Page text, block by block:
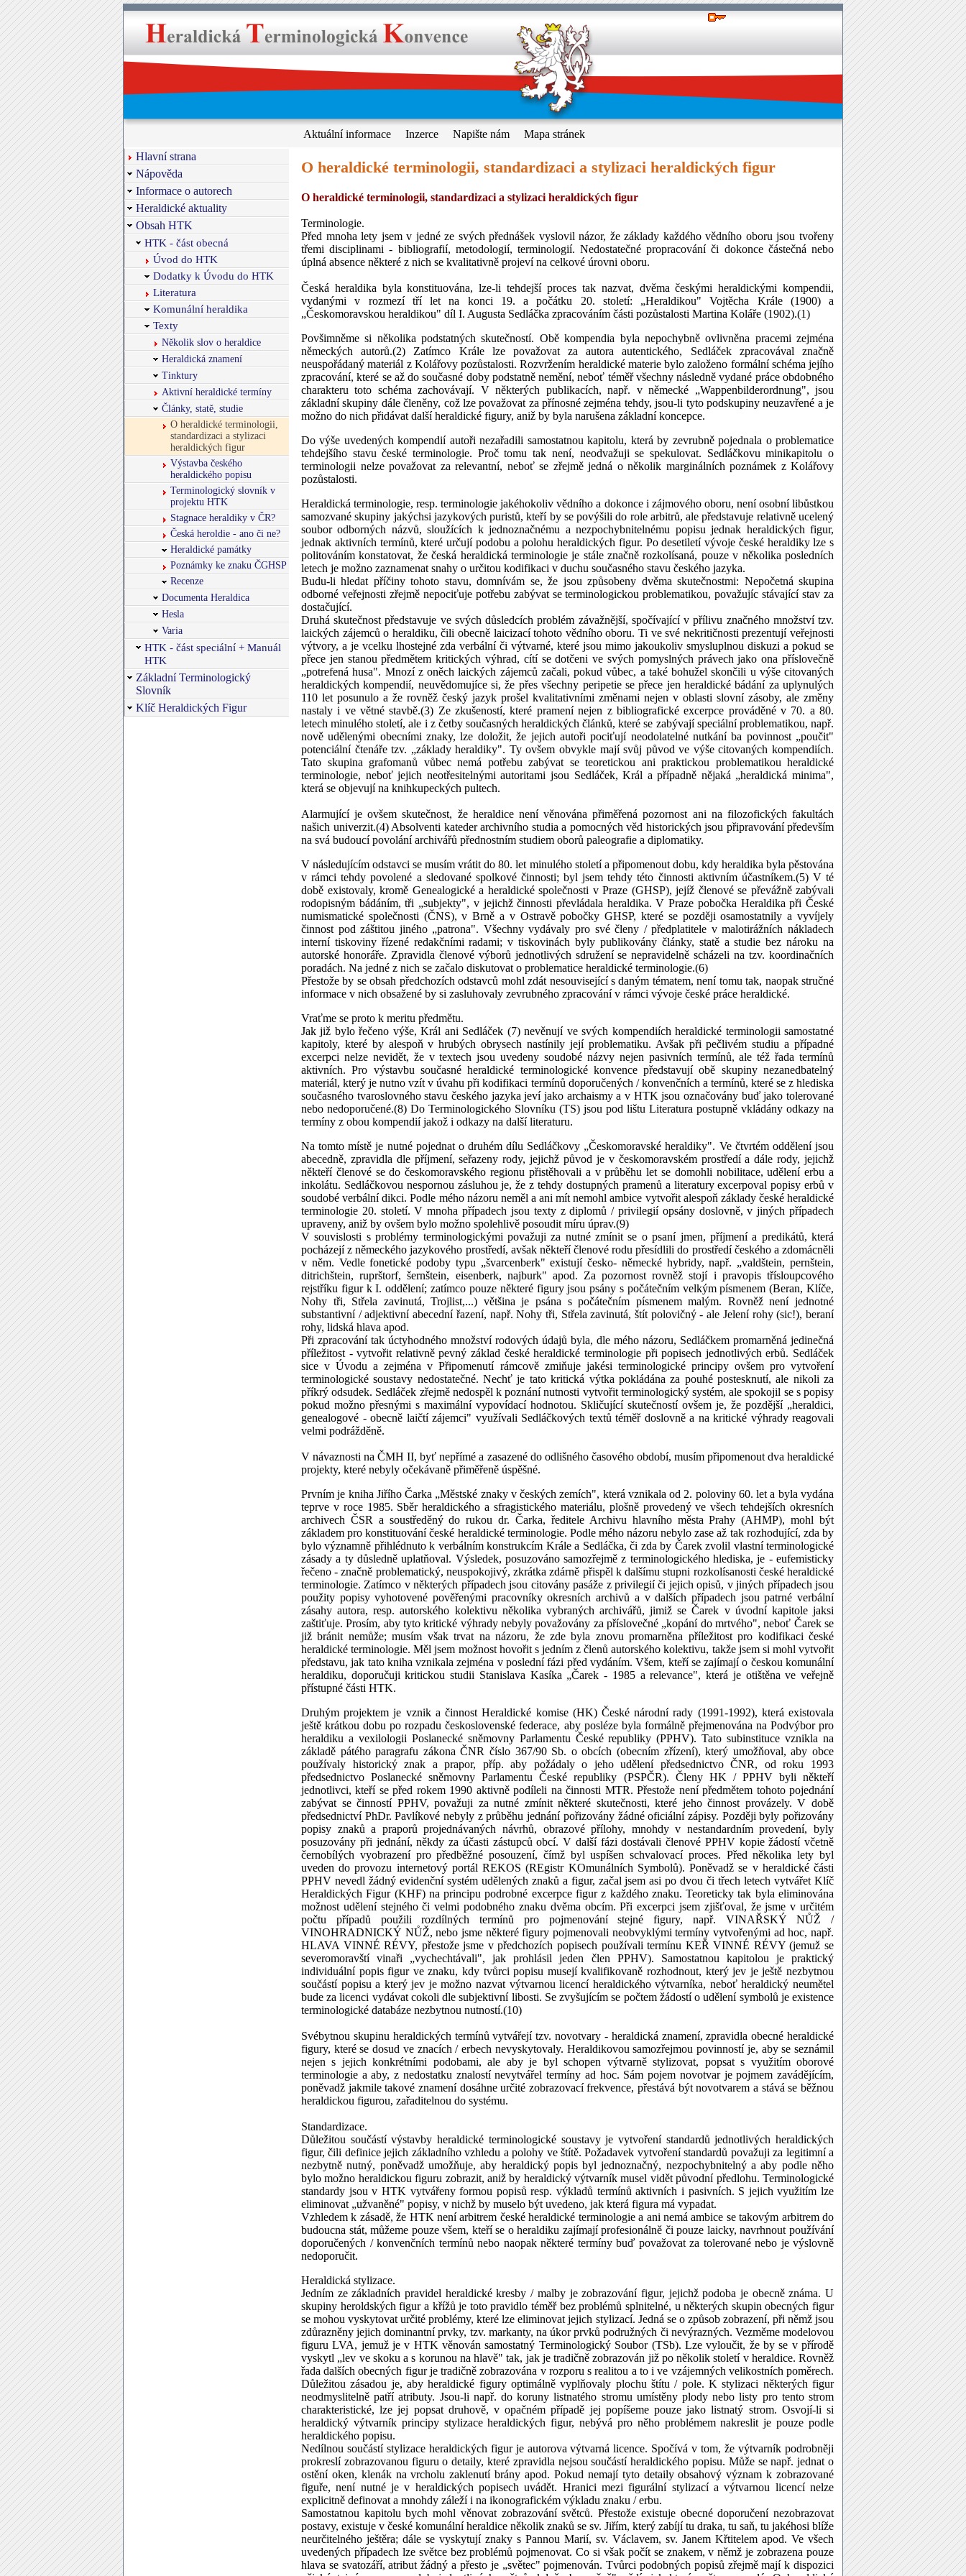
Aktuální informace Inzerce Napište nám
Mapa stránek
Hlavní strana
Nápověda
Informace o autorech
Heraldické aktuality
Obsah HTK
HTK - část obecná
Úvod do HTK
Dodatky k Úvodu do HTK
Literatura
Komunální heraldika
Texty
Několik slov o heraldice
Heraldická znamení
Tinktury
Aktivní heraldické termíny
Články, statě, studie
O heraldické terminologii,
standardizaci a stylizaci
heraldických figur
Výstavba českého
heraldického popisu
Terminologický slovník v
projektu HTK
Stagnace heraldiky v ČR?
Česká heroldie - ano či ne?
Heraldické památky
Poznámky ke znaku ČGHSP
Recenze
Documenta Heraldica
Hesla
Varia
HTK - část speciální + Manuál
HTK
Základní Terminologický
Slovník
Klíč Heraldických Figur
O heraldické terminologii, standardizaci a stylizaci heraldických figur
O heraldické terminologii, standardizaci a stylizaci heraldických figur
Terminologie.
Před mnoha lety jsem v jedné ze svých přednášek vyslovil názor, že základy každého vědního oboru jsou tvořeny
třemi disciplinami - bibliografií, metodologií, terminologií. Nedostatečné propracování či dokonce částečná nebo
úplná absence některé z nich se kvalitativně projeví na celkové úrovni oboru.
Česká heraldika byla konstituována, lze-li tehdejší proces tak nazvat, dvěma českými heraldickými kompendii,
vydanými v rozmezí tří let na konci 19. a počátku 20. století: „Heraldikou" Vojtěcha Krále (1900) a
„Českomoravskou heraldikou" díl I. Augusta Sedláčka zpracováním části pozůstalosti Martina Koláře (1902).(1)
Povšimněme si několika podstatných skutečností. Obě kompendia byla nepochybně ovlivněna pracemi zejména
německých autorů.(2) Zatímco Krále lze považovat za autora autentického, Sedláček zpracovával značně
neuspořádaný materiál z Kolářovy pozůstalosti. Rozvržením heraldické materie bylo založeno formální schéma jejího
zpracování, které se až do současné doby podstatně nemění, neboť téměř všechny následně vydané práce obdobného
charakteru toto schéma zachovávají. V některých publikacích, např. v německé „Wappenbilderordnung", jsou
základní skupiny dále členěny, což lze považovat za přínosné zejména tehdy, jsou-li tyto podskupiny neuzavřené a je
možno do nich přidávat další heraldické figury, aniž by byla narušena základní koncepce.
Do výše uvedených kompendií autoři nezařadili samostatnou kapitolu, která by zevrubně pojednala o problematice
tehdejšího stavu české terminologie. Proč tomu tak není, neodvažuji se spekulovat. Sedláčkovu minikapitolu o
terminologii nelze považovat za relevantní, neboť se zřejmě jedná o několik marginálních poznámek z Kolářovy
pozůstalosti.
Heraldická terminologie, resp. terminologie jakéhokoliv vědního a dokonce i zájmového oboru, není osobní libůstkou
samozvané skupiny jakýchsi jazykových puristů, kteří by se povýšili do role arbitrů, ale představuje relativně ucelený
soubor odborných názvů, sloužících k jednoznačnému a nezpochybnitelnému popisu jednak heraldických figur,
jednak aktivních termínů, které určují podobu a polohu heraldických figur. Po desetiletí vývoje české heraldiky lze s
politováním konstatovat, že česká heraldická terminologie je stále značně rozkolísaná, pouze v několika posledních
letech je možno zaznamenat snahy o určitou kodifikaci v duchu současného stavu českého jazyka.
Budu-li hledat příčiny tohoto stavu, domnívám se, že jsou způsobeny dvěma skutečnostmi: Nepočetná skupina
odborné veřejnosti zřejmě nepociťuje potřebu zabývat se terminologickou problematikou, považujíc stávající stav za
dostačující.
Druhá skutečnost představuje ve svých důsledcích problém závažnější, spočívající v přílivu značného množství tzv.
laických zájemců o heraldiku, čili obecně laicizací tohoto vědního oboru. Ti ve své nekritičnosti prezentují veřejnosti
výtvory, a je vcelku lhostejné zda verbální či výtvarné, které jsou mimo jakoukoliv smysluplnou diskuzi a pokud se
přece jen stanou předmětem kritických výhrad, cítí se dotčeni ve svých pomyslných právech jako ona příslovečně
„potrefená husa". Mnozí z oněch laických zájemců začali, pokud vůbec, a také bohužel skončili u výše citovaných
heraldických kompendií, neuvědomujíce si, že přes všechny peripetie se přece jen heraldické bádání za uplynulých
110 let posunulo a že rovněž český jazyk prošel kvalitativními změnami nejen v oblasti slovní zásoby, ale změny
nastaly i ve větné stavbě.(3) Ze zkušeností, které pramení nejen z bibliografické excerpce prováděné v 70. a 80.
letech minulého století, ale i z četby současných heraldických článků, které se zabývají speciální problematikou, např.
nově udělenými obecními znaky, lze doložit, že jejich autoři pociťují neodolatelné nutkání ba povinnost „poučit"
potenciální čtenáře tzv. „základy heraldiky". Ty ovšem obvykle mají svůj původ ve výše citovaných kompendiích.
Tato skupina grafomanů vůbec nemá potřebu zabývat se teoretickou ani praktickou problematikou heraldické
terminologie, neboť jejich neotřesitelnými autoritami jsou Sedláček, Král a případně nějaká „heraldická minima",
která se objevují na knihkupeckých pultech.
Alarmující je ovšem skutečnost, že heraldice není věnována přiměřená pozornost ani na filozofických fakultách
našich univerzit.(4) Absolventi kateder archivního studia a pomocných věd historických jsou připravování především
na svá budoucí povolání archivářů přednostním studiem oborů paleografie a diplomatiky.
V následujícím odstavci se musím vrátit do 80. let minulého století a připomenout dobu, kdy heraldika byla pěstována
v rámci tehdy povolené a sledované spolkové činnosti; byl jsem tehdy této činnosti aktivním účastníkem.(5) V té
době existovaly, kromě Genealogické a heraldické společnosti v Praze (GHSP), jejíž členové se převážně zabývali
rodopisným bádáním, tři „subjekty", v jejichž činnosti převládala heraldika. V Praze pobočka Heraldika při České
numismatické společnosti (ČNS), v Brně a v Ostravě pobočky GHSP, které se později osamostatnily a vyvíjely
činnost pod záštitou jiného „patrona". Všechny vydávaly pro své členy / předplatitele v malotirážních nákladech
interní tiskoviny řízené redakčními radami; v tiskovinách byly publikovány články, statě a studie bez nároku na
autorské honoráře. Zpravidla členové výborů jednotlivých sdružení se nepravidelně scházeli na tzv. koordinačních
poradách. Na jedné z nich se začalo diskutovat o problematice heraldické terminologie.(6)
Přestože by se obsah předchozích odstavců mohl zdát nesouvisející s daným tématem, není tomu tak, naopak stručné
informace v nich obsažené by si zasluhovaly zevrubného zpracování v rámci vývoje české práce heraldické.
Vraťme se proto k meritu předmětu.
Jak již bylo řečeno výše, Král ani Sedláček (7) nevěnují ve svých kompendiích heraldické terminologii samostatné
kapitoly, které by alespoň v hrubých obrysech nastínily její problematiku. Avšak při pečlivém studiu a případné
excerpci nelze nevidět, že v textech jsou uvedeny soudobé názvy nejen pasivních termínů, ale též řada termínů
aktivních. Pro výstavbu současné heraldické terminologické konvence představují obě skupiny nezanedbatelný
materiál, který je nutno vzít v úvahu při kodifikaci termínů doporučených / konvenčních a termínů, které se z hlediska
současného tvaroslovného stavu českého jazyka jeví jako archaismy a v HTK jsou označovány buď jako tolerované
nebo nedoporučené.(8) Do Terminologického Slovníku (TS) jsou pod lištu Literatura postupně vkládány odkazy na
termíny z obou kompendií jakož i odkazy na další literaturu.
Na tomto místě je nutné pojednat o druhém dílu Sedláčkovy „Českomoravské heraldiky". Ve čtvrtém oddělení jsou
abecedně, zpravidla dle příjmení, seřazeny rody, jejichž původ je v českomoravském prostředí a dále rody, jejichž
někteří členové se do českomoravského regionu přistěhovali a v průběhu let se domohli nobilitace, udělení erbu a
inkolátu. Sedláčkovou nespornou zásluhou je, že z tehdy dostupných pramenů a literatury excerpoval popisy erbů v
soudobé verbální dikci. Podle mého názoru neměl a ani mít nemohl ambice vytvořit alespoň základy české heraldické
terminologie 20. století. V mnoha případech jsou texty z diplomů / privilegií opsány doslovně, v jiných případech
upraveny, aniž by ovšem bylo možno spolehlivě posoudit míru úprav.(9)
V souvislosti s problémy terminologickými považuji za nutné zmínit se o psaní jmen, příjmení a predikátů, která
pocházejí z německého jazykového prostředí, avšak někteří členové rodu přesídlili do prostředí českého a zdomácněli
v něm. Vedle fonetické podoby typu „švarcenberk" existují česko- německé hybridy, např. „valdštein, pernštein,
ditrichštein, ruprštorf, šernštein, eisenberk, najburk" apod. Za pozornost rovněž stojí i pravopis třísloupcového
rejstříku figur k I. oddělení; zatímco pouze některé figury jsou psány s počátečním velkým písmenem (Beran, Klíče,
Nohy tři, Střela zavinutá, Trojlist,...) většina je psána s počátečním písmenem malým. Rovněž není jednotné
substantivní / adjektivní abecední řazení, např. Nohy tři, Střela zavinutá, štít polovičný - ale Jelení rohy (sic!), beraní
rohy, lidská hlava apod.
Při zpracování tak úctyhodného množství rodových údajů byla, dle mého názoru, Sedláčkem promarněná jedinečná
příležitost - vytvořit relativně pevný základ české heraldické terminologie při popisech jednotlivých erbů. Sedláček
sice v Úvodu a zejména v Připomenutí rámcově zmiňuje jakési terminologické principy ovšem pro vytvoření
terminologické soustavy nedostatečné. Nechť je tato kritická výtka pokládána za pouhé postesknutí, ale nikoli za
příkrý odsudek. Sedláček zřejmě nedospěl k poznání nutnosti vytvořit terminologický systém, ale spokojil se s popisy
pokud možno přesnými s maximální vypovídací hodnotou. Skličující skutečností ovšem je, že pozdější „heraldici,
genealogové - obecně laičtí zájemci" využívali Sedláčkových textů téměř doslovně a na kritické výhrady reagovali
velmi podrážděně.
V návaznosti na ČMH II, byť nepřímé a zasazené do odlišného časového období, musím připomenout dva heraldické
projekty, které nebyly očekávaně přiměřeně úspěšné.
Prvním je kniha Jiřího Čarka „Městské znaky v českých zemích", která vznikala od 2. poloviny 60. let a byla vydána
teprve v roce 1985. Sběr heraldického a sfragistického materiálu, plošně provedený ve všech tehdejších okresních
archivech ČSR a soustředěný do rukou dr. Čarka, ředitele Archivu hlavního města Prahy (AHMP), mohl být
základem pro konstituování české heraldické terminologie. Podle mého názoru nebylo zase až tak rozhodující, zda by
bylo významně přihlédnuto k verbálním konstrukcím Krále a Sedláčka, či zda by Čarek zvolil vlastní terminologické
zásady a ty důsledně uplatňoval. Výsledek, posuzováno samozřejmě z terminologického hlediska, je - eufemisticky
řečeno - značně problematický, neuspokojivý, zkrátka zdárně přispěl k dalšímu stupni rozkolísanosti české heraldické
terminologie. Zatímco v některých případech jsou citovány pasáže z privilegií či jejich opisů, v jiných případech jsou
použity popisy vyhotovené pověřenými pracovníky okresních archivů a v dalších případech jsou patrné verbální
zásahy autora, resp. autorského kolektivu několika vybraných archivářů, jimiž se Čarek v úvodní kapitole jaksi
zaštiťuje. Prosím, aby tyto kritické výhrady nebyly považovány za příslovečné „kopání do mrtvého", neboť Čarek se
již bránit nemůže; musím však trvat na názoru, že zde byla znovu promarněna příležitost pro kodifikaci české
heraldické terminologie. Měl jsem možnost hovořit s jedním z členů autorského kolektivu, takže jsem si mohl vytvořit
představu, jak tato kniha vznikala zejména v poslední fázi před vydáním. Všem, kteří se zajímají o českou komunální
heraldiku, doporučuji kritickou studii Stanislava Kasíka „Čarek - 1985 a relevance", která je otištěna ve veřejně
přístupné části HTK.
Druhým projektem je vznik a činnost Heraldické komise (HK) České národní rady (1991-1992), která existovala
ještě krátkou dobu po rozpadu československé federace, aby posléze byla formálně přejmenována na Podvýbor pro
heraldiku a vexilologii Poslanecké sněmovny Parlamentu České republiky (PPHV). Tato subinstituce vznikla na
základě pátého paragrafu zákona ČNR číslo 367/90 Sb. o obcích (obecním zřízení), který umožňoval, aby obce
používaly historický znak a prapor, příp. aby požádaly o jeho udělení předsednictvo ČNR, od roku 1993
předsednictvo Poslanecké sněmovny Parlamentu České republiky (PSPČR). Členy HK / PPHV byli někteří
jednotlivci, kteří se před rokem 1990 aktivně podíleli na činnosti MTR. Přestože není předmětem tohoto pojednání
zabývat se činností PPHV, považuji za nutné zmínit některé skutečnosti, které jeho činnost provázely. V době
předsednictví PhDr. Pavlíkové nebyly z průběhu jednání pořizovány žádné oficiální zápisy. Později byly pořizovány
popisy znaků a praporů projednávaných návrhů, obrazové přílohy, mnohdy v nestandardním provedení, byly
posuzovány při jednání, někdy za účasti zástupců obcí. V další fázi dostávali členové PPHV kopie žádostí včetně
černobílých vyobrazení pro předběžné posouzení, čímž byl uspíšen schvalovací proces. Před několika lety byl
uveden do provozu internetový portál REKOS (REgistr KOmunálních Symbolů). Poněvadž se v heraldické části
PPHV nevedl žádný evidenční systém udělených znaků a figur, začal jsem asi po dvou či třech letech vytvářet Klíč
Heraldických Figur (KHF) na principu podrobné excerpce figur z každého znaku. Teoreticky tak byla eliminována
možnost udělení stejného či velmi podobného znaku dvěma obcím. Při excerpci jsem zjišťoval, že jsme v určitém
počtu případů použili rozdílných termínů pro pojmenování stejné figury, např. VINAŘSKÝ NŮŽ /
VINOHRADNICKÝ NŮŽ, nebo jsme některé figury pojmenovali neobvyklými termíny vytvořenými ad hoc, např.
HLAVA VINNÉ RÉVY, přestože jsme v předchozích popisech používali termínu KEŘ VINNÉ RÉVY (jemuž se
severomoravští vinaři „vychechtávali", jak prohlásil jeden člen PPHV). Samostatnou kapitolou je praktický
individuální popis figur ve znaku, kdy tvůrci popisu musejí kvalifikovaně rozhodnout, který jev je ještě nezbytnou
součástí popisu a který jev je možno nazvat výtvarnou licencí heraldického výtvarníka, neboť heraldický neumětel
bude za licenci vydávat cokoli dle subjektivní libosti. Se zvyšujícím se počtem žádostí o udělení symbolů je existence
terminologické databáze nezbytnou nutností.(10)
Svébytnou skupinu heraldických termínů vytvářejí tzv. novotvary - heraldická znamení, zpravidla obecné heraldické
figury, které se dosud ve znacích / erbech nevyskytovaly. Heraldikovou samozřejmou povinností je, aby se seznámil
nejen s jejich konkrétními podobami, ale aby je byl schopen výtvarně stylizovat, popsat s využitím oborové
terminologie a aby, z nedostatku znalostí nevytvářel termíny ad hoc. Sám pojem novotvar je pojmem zavádějícím,
poněvadž jakmile takové znamení dosáhne určité zobrazovací frekvence, přestává být novotvarem a stává se běžnou
heraldickou figurou, zařaditelnou do systému.
Standardizace.
Důležitou součástí výstavby heraldické terminologické soustavy je vytvoření standardů jednotlivých heraldických
figur, čili definice jejich základního vzhledu a polohy ve štítě. Požadavek vytvoření standardů považuji za legitimní a
nezbytně nutný, poněvadž umožňuje, aby heraldický popis byl jednoznačný, nezpochybnitelný a aby podle něho
bylo možno heraldickou figuru zobrazit, aniž by heraldický výtvarník musel vidět původní předlohu. Terminologické
standardy jsou v HTK vytvářeny formou popisů resp. výkladů termínů aktivních i pasivních. S jejich využitím lze
eliminovat „užvaněné" popisy, v nichž by muselo být uvedeno, jak která figura má vypadat.
Vzhledem k zásadě, že HTK není arbitrem české heraldické terminologie a ani nemá ambice se takovým arbitrem do
budoucna stát, můžeme pouze všem, kteří se o heraldiku zajímají profesionálně či pouze laicky, navrhnout používání
doporučených / konvenčních termínů nebo naopak některé termíny buď považovat za tolerované nebo je výslovně
nedoporučit.
Heraldická stylizace.
Jedním ze základních pravidel heraldické kresby / malby je zobrazování figur, jejichž podoba je obecně známa. U
skupiny heroldských figur a křížů je toto pravidlo téměř bez problémů splnitelné, u některých skupin obecných figur
se mohou vyskytovat určité problémy, které lze eliminovat jejich stylizací. Jedná se o způsob zobrazení, při němž jsou
zdůrazněny jejich dominantní prvky, tzv. markanty, na úkor prvků podružných či nevýrazných. Vezměme modelovou
figuru LVA, jemuž je v HTK věnován samostatný Terminologický Soubor (TSb). Lze vyloučit, že by se v přírodě
vyskytl „lev ve skoku a s korunou na hlavě" tak, jak je tradičně zobrazován již po několik století v heraldice. Rovněž
řada dalších obecných figur je tradičně zobrazována v rozporu s realitou a to i ve vzájemných velikostních poměrech.
Důležitou zásadou je, aby heraldické figury optimálně vyplňovaly plochu štítu / pole. K stylizaci některých figur
neodmyslitelně patří atributy. Jsou-li např. do koruny listnatého stromu umístěny plody nebo listy pro tento strom
charakteristické, lze jej popsat druhově, v opačném případě jej popíšeme pouze jako listnatý strom. Osvojí-li si
heraldický výtvarník principy stylizace heraldických figur, nebývá pro něho problémem nakreslit je pouze podle
heraldického popisu.
Nedílnou součástí stylizace heraldických figur je autorova výtvarná licence. Spočívá v tom, že výtvarník podrobněji
prokreslí zobrazovanou figuru o detaily, které zpravidla nejsou součástí heraldického popisu. Může se např. jednat o
ostění oken, klenák na vrcholu zaklenutí brány apod. Pokud nemají tyto detaily obsahový význam k zobrazované
figuře, není nutné je v heraldických popisech uvádět. Hranici mezi figurální stylizací a výtvarnou licencí nelze
explicitně definovat a mnohdy záleží i na ikonografickém výkladu znaku / erbu.
Samostatnou kapitolu bych mohl věnovat zobrazování světců. Přestože existuje obecné doporučení nezobrazovat
postavy, existuje v české komunální heraldice několik znaků se sv. Jiřím, který zabíjí tu draka, tu saň, tu jakéhosi blíže
neurčitelného ještěra; dále se vyskytují znaky s Pannou Marií, sv. Václavem, sv. Janem Křtitelem apod. Ve všech
uvedených případech lze světce bez problémů pojmenovat. Co si však počít se znakem, v němž je zobrazena pouze
hlava se svatozáří, atribut žádný a přesto je „světec" pojmenován. Tvůrci podobných popisů zřejmě mají k dispozici